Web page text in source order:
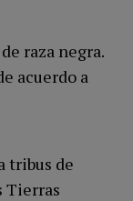
raza negra.
acuerdo a
tribus de
Tierras